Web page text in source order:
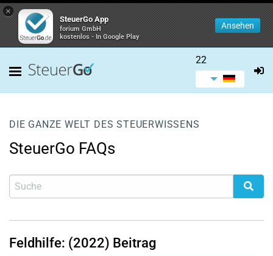
×
SteuerGo App
forium GmbH
kostenlos - In Google Play
Ansehen
22
DIE GANZE WELT DES STEUERWISSENS
SteuerGo FAQs
Feldhilfe: (2022) Beitrag